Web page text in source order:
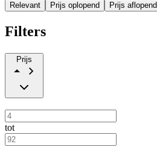
Relevant Prijs oplopend Prijs aflopend
Filters
Prijs
tot